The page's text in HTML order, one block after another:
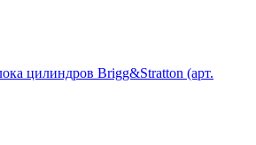
цилиндров Brigg&Stratton (арт.